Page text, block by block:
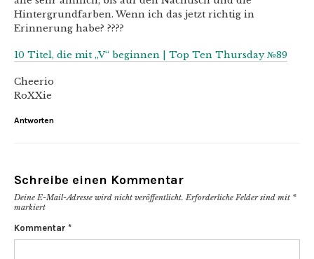
Hintergrundfarben. Wenn ich das jetzt richtig in
Erinnerung habe? ????
10 Titel, die mit „V“ beginnen | Top Ten Thursday №89
Cheerio
RoXXie
Antworten
Schreibe einen Kommentar
Deine E-Mail-Adresse wird nicht veröffentlicht. Erforderliche Felder sind mit *
markiert
Kommentar *